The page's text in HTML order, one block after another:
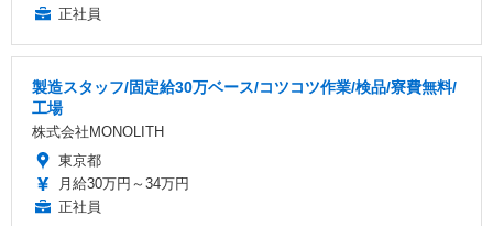
正社員
製造スタッフ/固定給30万ベース/コツコツ作業/検品/寮費無料/
工場
株式会社MONOLITH
東京都
月給30万円～34万円
正社員